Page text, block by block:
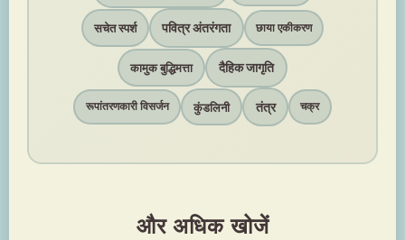
सचेत स्पर्श पवित्र अंतरंगता छाया एकीकरण
कामुक बुद्धिमत्ता दैहिक जागृति
रूपांतरणकारी विसर्जन कुंडलिनी तंत्र चक्र
और अधिक खोजें